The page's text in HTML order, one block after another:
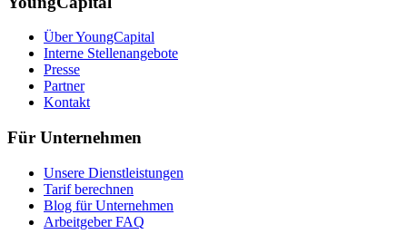
Über YoungCapital
Interne Stellenangebote
Presse
Partner
Kontakt
Für Unternehmen
Unsere Dienstleistungen
Tarif berechnen
Blog für Unternehmen
Arbeitgeber FAQ